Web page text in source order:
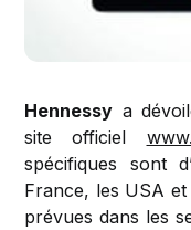
Hennessy a
site officiel
spécifiques sont
France, les USA et
prévues dans les